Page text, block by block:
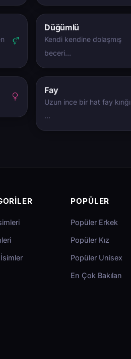
Düğümlü
Kendi kendine dolaşmış
beceri…
Fay
Uzun ince bir hat fay kırığı
…
POPÜLER
Popüler Erkek
Popüler Kız
Popüler Unisex
En Çok Bakılan